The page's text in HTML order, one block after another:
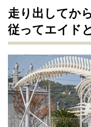
走り出してか
従ってエイド